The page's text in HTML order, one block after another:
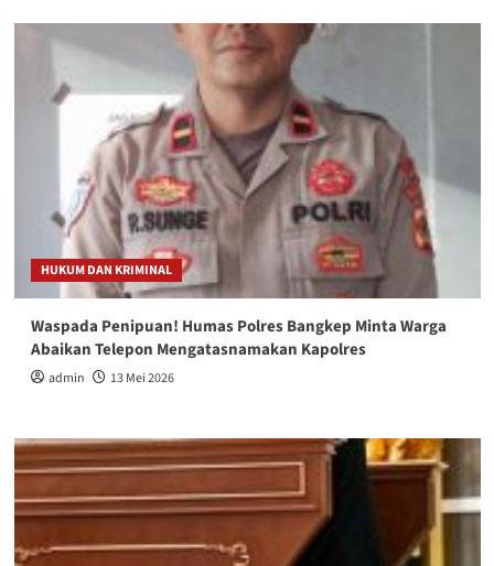
HUKUM DAN KRIMINAL
Waspada Penipuan! Humas Polres Bangkep Minta Warga
Abaikan Telepon Mengatasnamakan Kapolres
admin 13 Mei 2026